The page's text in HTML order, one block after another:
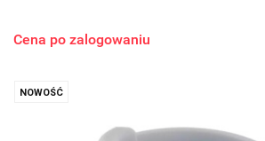
Cena po zalogowaniu
NOWOŚĆ